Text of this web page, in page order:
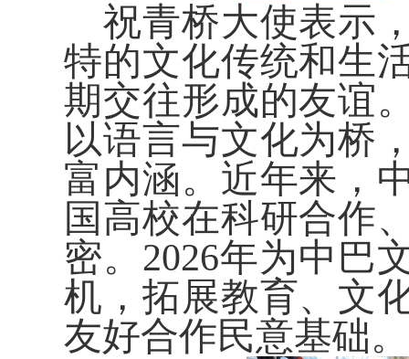
祝青桥大使表示
特的文化传统和生
期交往形成的友谊
以语言与文化为桥
富内涵。近年来，
国高校在科研合作
密。2026年为中巴
机，拓展教育、文
友好合作民意基础。